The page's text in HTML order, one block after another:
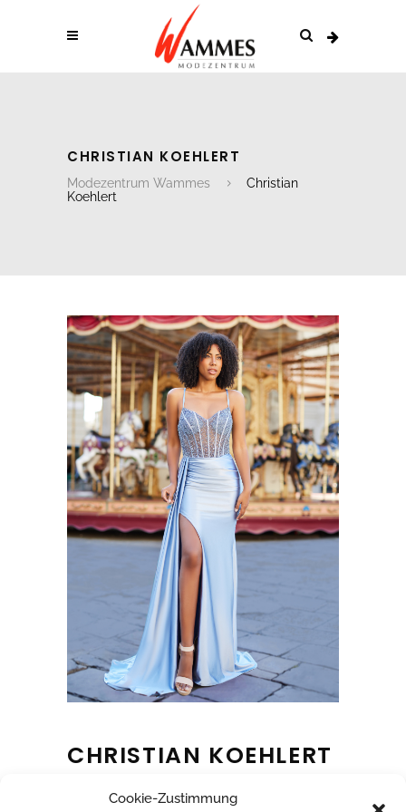
Cookie-Zustimmung
CHRISTIAN KOEHLERT
Modezentrum Wammes
Christian
Koehlert
CHRISTIAN KOEHLERT